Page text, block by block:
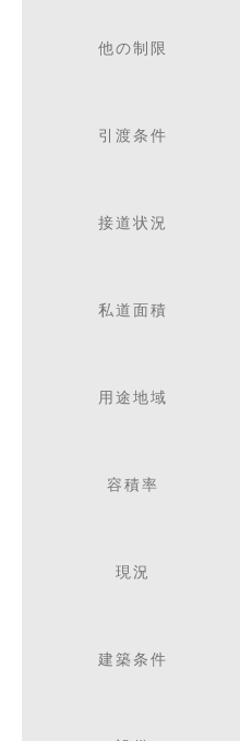
他の制限
引渡条件
接道状況
私道面積
用途地域
容積率
現況
建築条件